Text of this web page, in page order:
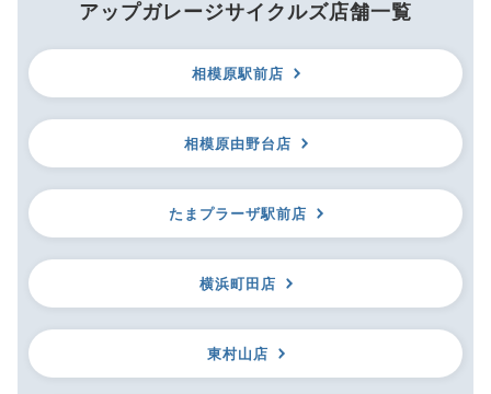
アップガレージサイクルズ店舗一覧
相模原駅前店
相模原由野台店
たまプラーザ駅前店
横浜町田店
東村山店